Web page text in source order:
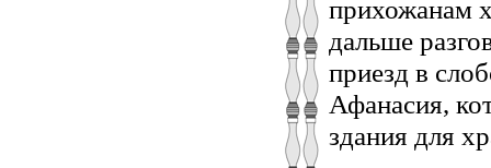
прихожанам
дальше
приезд в
Афанасия,
здания для